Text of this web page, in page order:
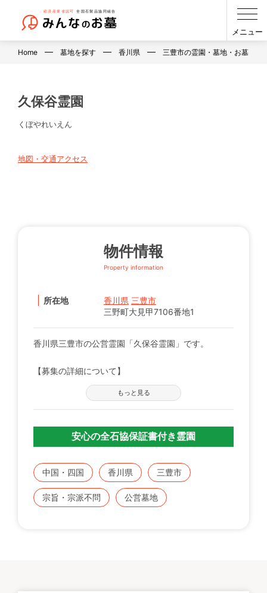
メニュー
Home 墓地を探す 香川県 三豊市の霊園・墓地・お墓
久保谷霊園
くぼやれいえん
地図・交通アクセス
物件情報
Property information
所在地 香川県 三豊市
三野町大見甲7106番地1
香川県三豊市の公営霊園「久保谷霊園」です。
【募集の詳細について】
管轄の自治体窓口へお問い合わせください。
※募集は不定期で、申込に際する諸条件がございま
す。
既にこちらに区画をお持ちの方で、お持ちのお墓を建
ッフが無料でご相談をお受けします。
お気軽にみんなのお墓 お問い合わせ窓口【0120-12-
1440】までご連絡ください。
もっと見る
安心の全石協保証書付き霊園
中国・四国 香川県 三豊市
宗旨・宗派不問 公営墓地